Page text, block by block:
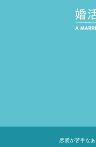
恋愛が苦手な